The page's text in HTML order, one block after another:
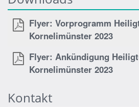
Flyer: Vorprogramm
Kornelimünster 2023
Flyer: Ankündigung
Kornelimünster 2023
Kontakt